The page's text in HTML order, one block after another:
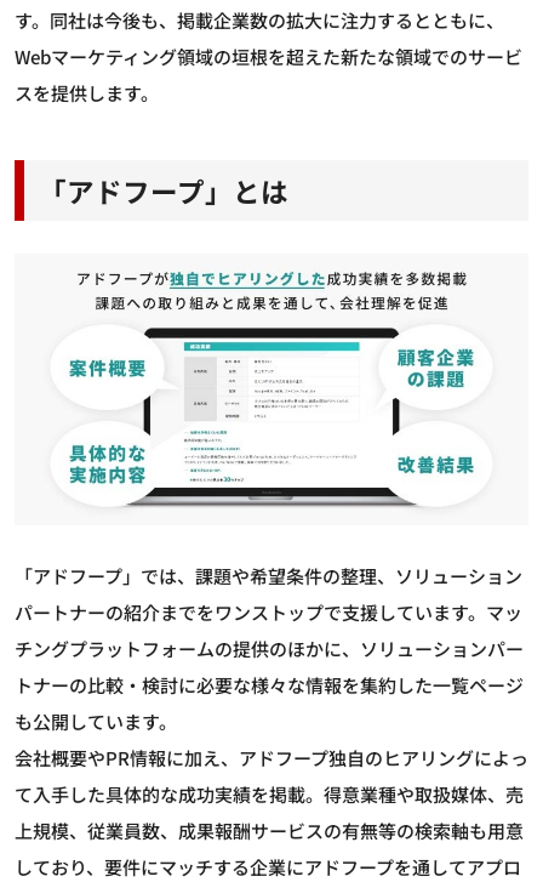
す。同社は今後も、掲載企業数の拡大に注力するとともに、
Webマーケティング領域の垣根を超えた新たな領域でのサービ
スを提供します。
「アドフープ」とは
「アドフープ」では、課題や希望条件の整理、ソリューション
パートナーの紹介までをワンストップで支援しています。マッ
チングプラットフォームの提供のほかに、ソリューションパー
トナーの比較・検討に必要な様々な情報を集約した一覧ページ
も公開しています。
会社概要やPR情報に加え、アドフープ独自のヒアリングによっ
て入手した具体的な成功実績を掲載。得意業種や取扱媒体、売
上規模、従業員数、成果報酬サービスの有無等の検索軸も用意
しており、要件にマッチする企業にアドフープを通してアプロ